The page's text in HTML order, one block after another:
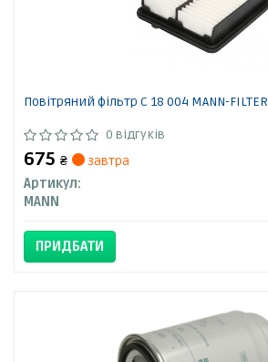
Повітряний фільтр C 18 004 MANN-FILTER
0 відгуків
675 ₴
завтра
Артикул:
MANN
ПРИДБАТИ